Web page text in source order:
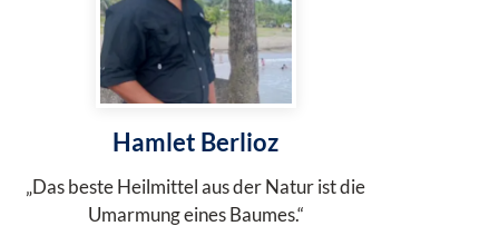
Hamlet Berlioz
„Das beste Heilmittel aus der Natur ist die
Umarmung eines Baumes.“